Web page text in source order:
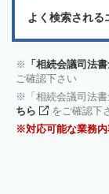
よく検索される
「相続会議司法
ご確認下さい
「相続会議司法
ちら
をご確認下
対応可能な業務